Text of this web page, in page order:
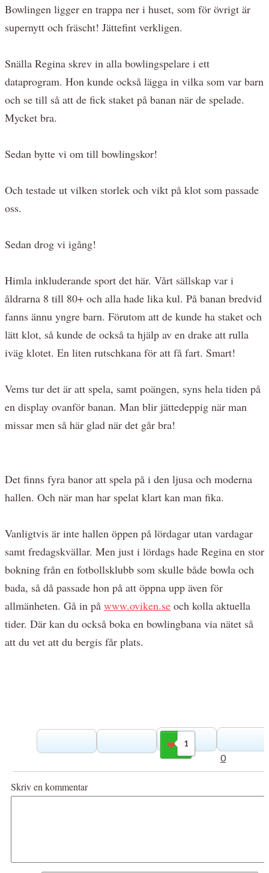
Bowlingen ligger en trappa ner i huset, som för övrigt är
supernytt och fräscht! Jättefint verkligen.
Snälla Regina skrev in alla bowlingspelare i ett
dataprogram. Hon kunde också lägga in vilka som var barn
och se till så att de fick staket på banan när de spelade.
Mycket bra.
Sedan bytte vi om till bowlingskor!
Och testade ut vilken storlek och vikt på klot som passade
oss.
Sedan drog vi igång!
Himla inkluderande sport det här. Vårt sällskap var i
åldrarna 8 till 80+ och alla hade lika kul. På banan bredvid
fanns ännu yngre barn. Förutom att de kunde ha staket och
lätt klot, så kunde de också ta hjälp av en drake att rulla
iväg klotet. En liten rutschkana för att få fart. Smart!
Vems tur det är att spela, samt poängen, syns hela tiden på
en display ovanför banan. Man blir jättedeppig när man
missar men så här glad när det går bra!
Det finns fyra banor att spela på i den ljusa och moderna
hallen. Och när man har spelat klart kan man fika.
Vanligtvis är inte hallen öppen på lördagar utan vardagar
samt fredagskvällar. Men just i lördags hade Regina en stor
bokning från en fotbollsklubb som skulle både bowla och
bada, så då passade hon på att öppna upp även för
allmänheten. Gå in på www.oviken.se och kolla aktuella
tider. Där kan du också boka en bowlingbana via nätet så
att du vet att du bergis får plats.
1
Gilla
0
Skriv en kommentar